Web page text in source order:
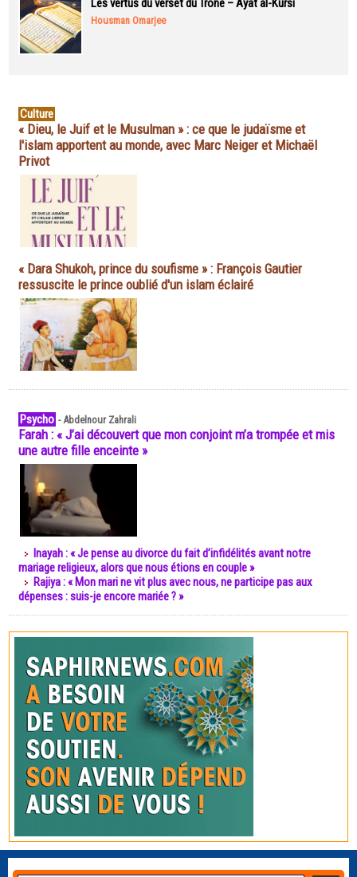
Les vertus du verset du Trône – Ayat al-Kursi
Housman Omarjee
Culture
« Dieu, le Juif et le Musulman » : ce que le judaïsme et
l'islam apportent au monde, avec Marc Neiger et Michaël
Privot
« Dara Shukoh, prince du soufisme » : François Gautier
ressuscite le prince oublié d'un islam éclairé
Psycho -Abdelnour Zahrali
Farah : « J’ai découvert que mon conjoint m’a trompée et mis
une autre fille enceinte »
Inayah : « Je pense au divorce du fait d’infidélités avant notre
mariage religieux, alors que nous étions en couple »
Rajiya : « Mon mari ne vit plus avec nous, ne participe pas aux
dépenses : suis-je encore mariée ? »